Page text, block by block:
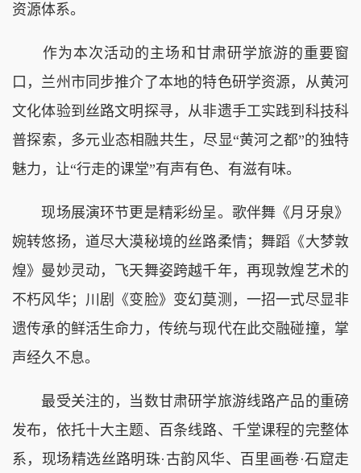
资源体系。
作为本次活动的主场和甘肃研学旅游的重要窗
口，兰州市同步推介了本地的特色研学资源，从黄河
文化体验到丝路文明探寻，从非遗手工实践到科技科
普探索，多元业态相融共生，尽显“黄河之都”的独特
魅力，让“行走的课堂”有声有色、有滋有味。
现场展演环节更是精彩纷呈。歌伴舞《月牙泉》
婉转悠扬，道尽大漠秘境的丝路柔情；舞蹈《大梦敦
煌》曼妙灵动，飞天舞姿跨越千年，再现敦煌艺术的
不朽风华；川剧《变脸》变幻莫测，一招一式尽显非
遗传承的鲜活生命力，传统与现代在此交融碰撞，掌
声经久不息。
最受关注的，当数甘肃研学旅游线路产品的重磅
发布，依托十大主题、百条线路、千堂课程的完整体
系，现场精选丝路明珠·古韵风华、百里画卷·石窟走